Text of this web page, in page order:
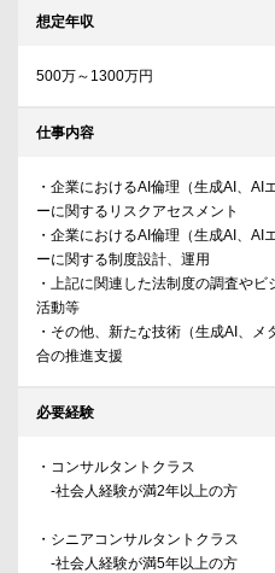
想定年収
500万～1300万円
仕事内容
・企業におけるAI倫理（生成AI、AI
ーに関するリスクアセスメント
・企業におけるAI倫理（生成AI、AI
ーに関する制度設計、運用
・上記に関連した法制度の調査や
活動等
・その他、新たな技術（生成AI、
合の推進支援
必要経験
・コンサルタントクラス
-社会人経験が満2年以上の方
・シニアコンサルタントクラス
-社会人経験が満5年以上の方